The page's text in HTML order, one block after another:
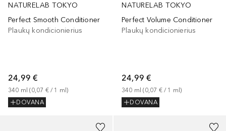
NATURELAB TOKYO
Perfect Smooth Conditioner
Plaukų kondicionierius
24,99 €
340 ml (0,07 € / 1 ml)
DOVANA
NATURELAB TOKYO
Perfect Volume Conditioner
Plaukų kondicionierius
24,99 €
340 ml (0,07 € / 1 ml)
DOVANA